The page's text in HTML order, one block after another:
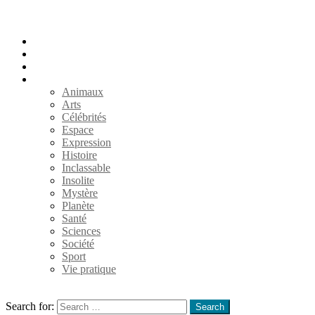
Animaux
Arts
Célébrités
Espace
Expression
Histoire
Inclassable
Insolite
Mystère
Planète
Santé
Sciences
Société
Sport
Vie pratique
Search for:
Search